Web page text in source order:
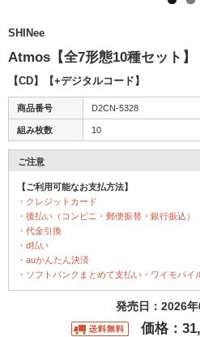
SHINee
Atmos【全7形態10種セット】
【CD】【+デジタルコード】
商品番号 D2CN-5328
組み枚数 10
ご注意
【ご利用可能なお支払方法】
・クレジットカード
・後払い（コンビニ・郵便振替・銀行振込）
・代金引換
・d払い
・auかんたん決済
・ソフトバンクまとめて支払い・ワイモバイ
発売日：2026年
価格：